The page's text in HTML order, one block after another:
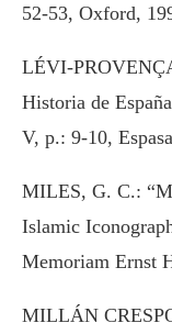
52-53, Oxford,
LÉVI-
Historia de
V, p.: 9-10,
MILES, G. C.:
Islamic
Memoriam Ernst
MILLÁN